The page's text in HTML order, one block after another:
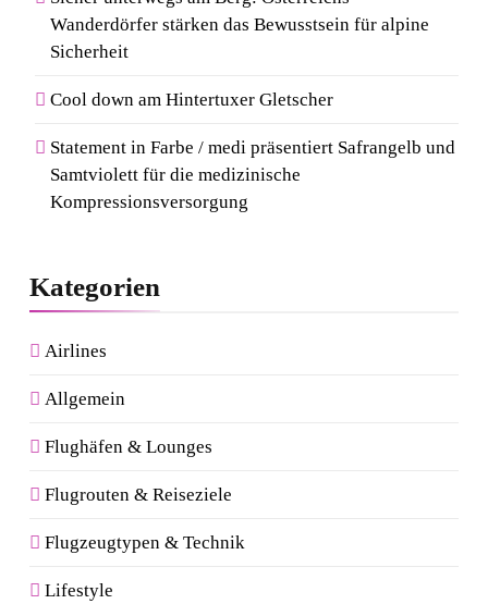
Wanderdörfer stärken das Bewusstsein für alpine
Sicherheit
Cool down am Hintertuxer Gletscher
Statement in Farbe / medi präsentiert Safrangelb und
Samtviolett für die medizinische
Kompressionsversorgung
Kategorien
Airlines
Allgemein
Flughäfen & Lounges
Flugrouten & Reiseziele
Flugzeugtypen & Technik
Lifestyle